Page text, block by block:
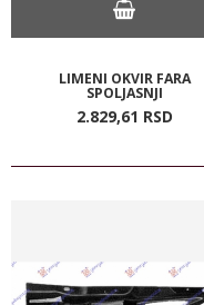
LIMENI OKVIR FARA
SPOLJASNJI
2.829,61 RSD